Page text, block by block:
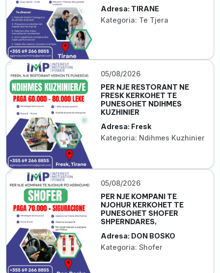
Adresa: TIRANE
Kategoria: Te Tjera
05/08/2026
PER NJE RESTORANT NE
FRESK KERKOHET TE
PUNESOHET NDIHMES
KUZHINIER
Adresa: Fresk
Kategoria: Ndihmes Kuzhinier
05/08/2026
PER NJE KOMPANI TE
NJOHUR KERKOHET TE
PUNESOHET SHOFER
SHPERNDARES,
Adresa: DON BOSKO
Kategoria: Shofer